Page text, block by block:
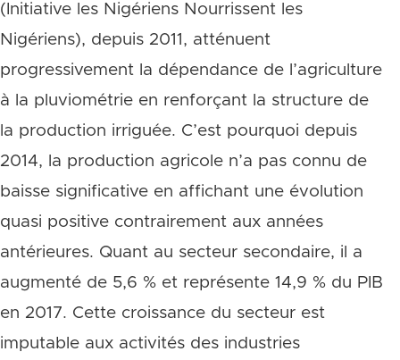
(Initiative les Nigériens Nourrissent les
Nigériens), depuis 2011, atténuent
progressivement la dépendance de l’agriculture
à la pluviométrie en renforçant la structure de
la production irriguée. C’est pourquoi depuis
2014, la production agricole n’a pas connu de
baisse significative en affichant une évolution
quasi positive contrairement aux années
antérieures. Quant au secteur secondaire, il a
augmenté de 5,6 % et représente 14,9 % du PIB
en 2017. Cette croissance du secteur est
imputable aux activités des industries